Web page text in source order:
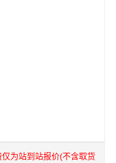
仅为站到站报价(不含取货